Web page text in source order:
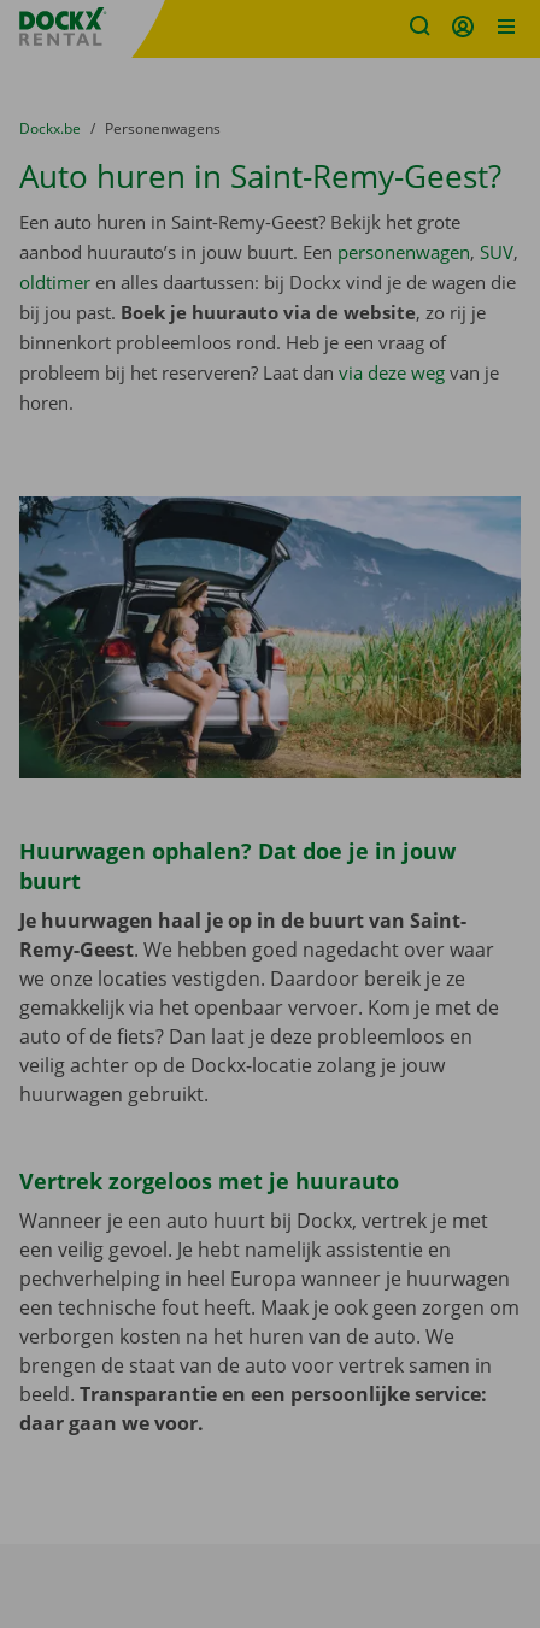
Fratello DEMO
U bevindt zich hier:
van
Dockx.be naar
Personenwagens
Auto huren in Saint-Remy-Geest?
Een auto huren in Saint-Remy-Geest? Bekijk het grote
aanbod huurauto’s in jouw buurt. Een personenwagen, SUV,
oldtimer en alles daartussen: bij Dockx vind je de wagen die
bij jou past. Boek je huurauto via de website, zo rij je
binnenkort probleemloos rond. Heb je een vraag of
probleem bij het reserveren? Laat dan via deze weg van je
horen.
Huurwagen ophalen? Dat doe je in jouw
buurt
Je huurwagen haal je op in de buurt van Saint-
Remy-Geest. We hebben goed nagedacht over waar
we onze locaties vestigden. Daardoor bereik je ze
gemakkelijk via het openbaar vervoer. Kom je met de
auto of de fiets? Dan laat je deze probleemloos en
veilig achter op de Dockx-locatie zolang je jouw
huurwagen gebruikt.
Vertrek zorgeloos met je huurauto
Wanneer je een auto huurt bij Dockx, vertrek je met
een veilig gevoel. Je hebt namelijk assistentie en
pechverhelping in heel Europa wanneer je huurwagen
een technische fout heeft. Maak je ook geen zorgen om
verborgen kosten na het huren van de auto. We
brengen de staat van de auto voor vertrek samen in
beeld. Transparantie en een persoonlijke service:
daar gaan we voor.